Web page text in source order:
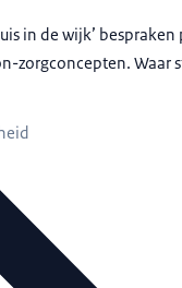
in de wijk’
zorgconcepten. Waar